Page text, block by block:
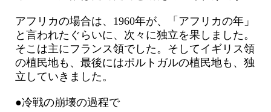
アフリカの場合は、1960年が、「アフリカの年」
と言われたぐらいに、次々に独立を果しました。
そこは主にフランス領でした。そしてイギリス領
の植民地も、最後にはポルトガルの植民地も、独
立していきました。
●冷戦の崩壊の過程で